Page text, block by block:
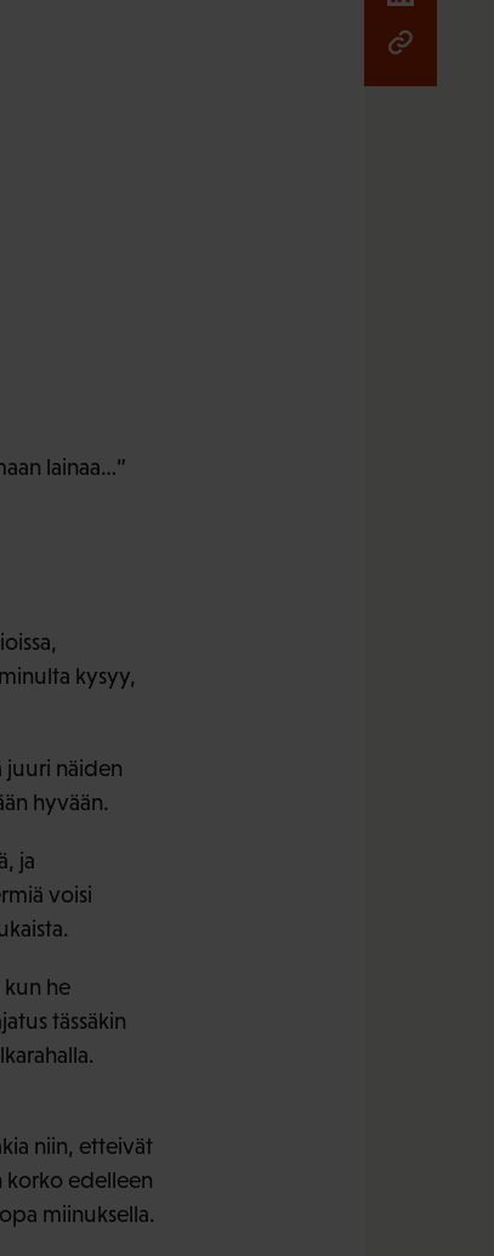
lainaa…”
kysyy,
juuri näiden
hyvään.
ja
voisi
he
tässäkin
niin, etteivät
korko edelleen
miinuksella.